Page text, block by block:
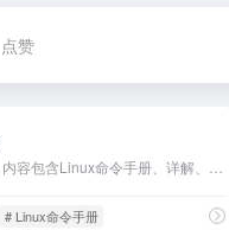
点赞
# Linux命令手册